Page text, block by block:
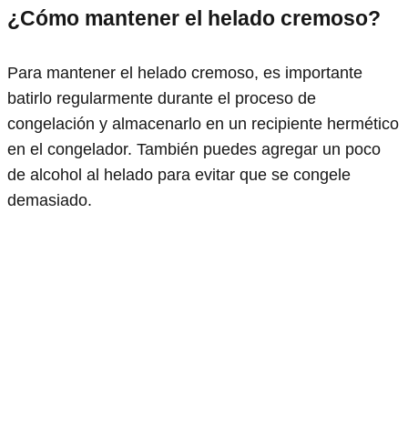
¿Cómo mantener el helado cremoso?
Para mantener el helado cremoso, es importante
batirlo regularmente durante el proceso de
congelación y almacenarlo en un recipiente hermético
en el congelador. También puedes agregar un poco
de alcohol al helado para evitar que se congele
demasiado.